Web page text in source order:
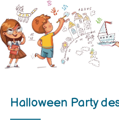
Halloween Party